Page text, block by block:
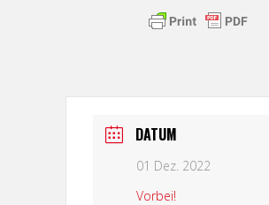
DATUM
01 Dez. 2022
Vorbei!